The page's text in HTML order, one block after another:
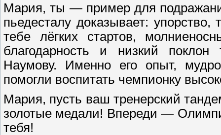
Мария, ты — пример для
пьедесталу доказывает:
тебе лёгких стартов,
благодарность и низкий
Наумову. Именно его опыт,
помогли воспитать чемпионку
Мария, пусть ваш тренерский
золотые медали! Впереди —
тебя!